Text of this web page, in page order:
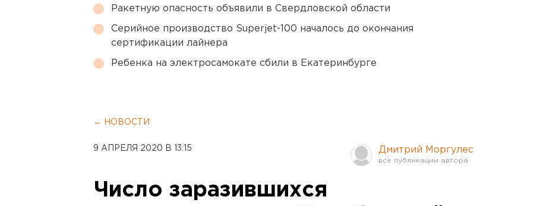
Ракетную опасность объявили в Свердловской области
Серийное производство Superjet-100 началось до окончания
сертификации лайнера
Ребенка на электросамокате сбили в Екатеринбурге
← НОВОСТИ
9 АПРЕЛЯ 2020 В 13:15 Дмитрий Моргулес
Число заразившихся